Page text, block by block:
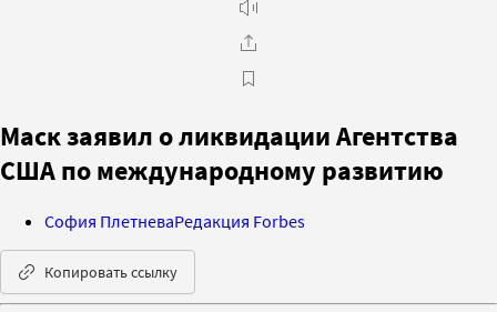
Маск заявил о ликвидации Агентства
США по международному развитию
София ПлетневаРедакция Forbes
Копировать ссылку